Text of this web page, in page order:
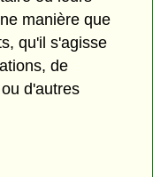
manière que
qu'il s'agisse
de
d'autres